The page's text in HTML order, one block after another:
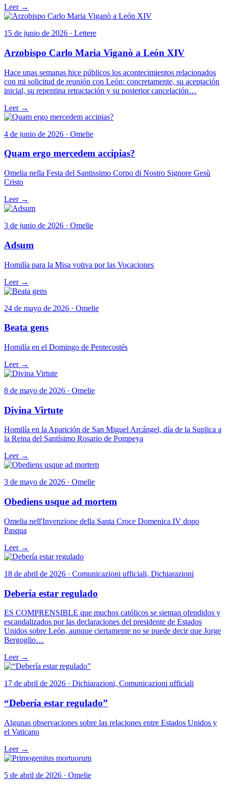
Leer →
15 de junio de 2026 · Lettere
Arzobispo Carlo Maria Viganò a León XIV
Hace unas semanas hice públicos los acontecimientos relacionados
con mi solicitud de reunión con León: concretamente, su aceptación
inicial, su repentina retractación y su posterior cancelación…
Leer →
4 de junio de 2026 · Omelie
Quam ergo mercedem accipias?
Omelia nella Festa del Santissimo Corpo di Nostro Signore Gesù
Cristo
Leer →
3 de junio de 2026 · Omelie
Adsum
Homilía para la Misa votiva por las Vocaciones
Leer →
24 de mayo de 2026 · Omelie
Beata gens
Homilía en el Domingo de Pentecostés
Leer →
8 de mayo de 2026 · Omelie
Divina Virtute
Homilía en la Aparición de San Miguel Arcángel, día de la Suplica a
la Reina del Santísimo Rosario de Pompeya
Leer →
3 de mayo de 2026 · Omelie
Obediens usque ad mortem
Omelia nell'Invenzione della Santa Croce Domenica IV dopo
Pasqua
Leer →
18 de abril de 2026 · Comunicazioni ufficiali, Dichiarazioni
Debería estar regulado
ES COMPRENSIBLE que muchos católicos se sientan ofendidos y
escandalizados por las declaraciones del presidente de Estados
Unidos sobre León, aunque ciertamente no se puede decir que Jorge
Bergoglio…
Leer →
17 de abril de 2026 · Dichiarazioni, Comunicazioni ufficiali
“Debería estar regulado”
Algunas observaciones sobre las relaciones entre Estados Unidos y
el Vaticano
Leer →
5 de abril de 2026 · Omelie